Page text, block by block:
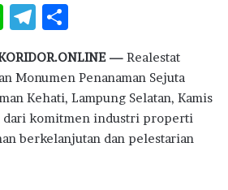
Li
e
T
e
g
ra
m
ar
e
— Realestat
Monumen Penanaman Sejuta
Kehati, Lampung Selatan, Kamis
dari komitmen industri properti
berkelanjutan dan pelestarian